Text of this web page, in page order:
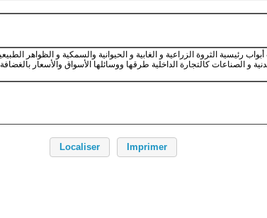
رئيسية الثروة الزراعية و الغابية و الحيوانية والسمكية و الظواهر
و الصناعات كالتجارة الداخلية طرقها ووسائلها الأسواق والأسعار